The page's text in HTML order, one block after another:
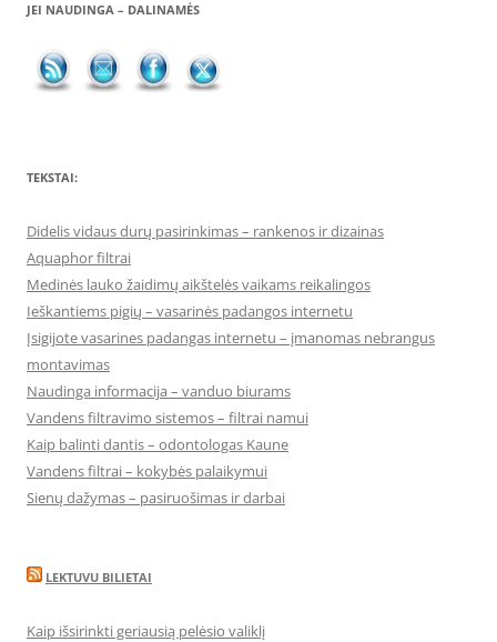
JEI NAUDINGA – DALINAMĖS
TEKSTAI:
Didelis vidaus durų pasirinkimas – rankenos ir dizainas
Aquaphor filtrai
Medinės lauko žaidimų aikštelės vaikams reikalingos
Ieškantiems pigių – vasarinės padangos internetu
Įsigijote vasarines padangas internetu – įmanomas nebrangus
montavimas
Naudinga informacija – vanduo biurams
Vandens filtravimo sistemos – filtrai namui
Kaip balinti dantis – odontologas Kaune
Vandens filtrai – kokybės palaikymui
Sienų dažymas – pasiruošimas ir darbai
LEKTUVU BILIETAI
Kaip išsirinkti geriausią pelėsio valiklį